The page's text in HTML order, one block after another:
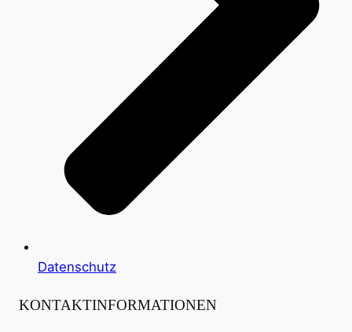
Datenschutz
KONTAKTINFORMATIONEN